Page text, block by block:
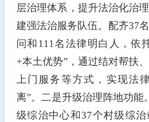
层治理体系，提升法治化治
建强法治服务队伍。配齐37
问和111名法律明白人，依
+本土优势”，通过结对帮扶、
上门服务等方式，实现法
离”。二是升级治理阵地功能
级综治中心和37个村级综